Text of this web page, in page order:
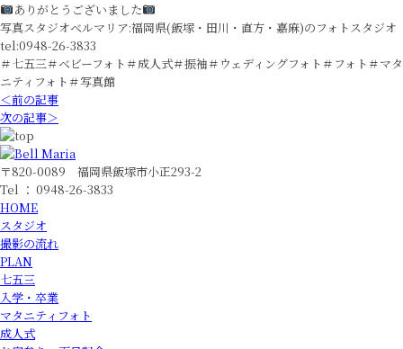
ありがとうございました
写真スタジオベルマリア:福岡県(飯塚・田川・直方・嘉麻)のフォトスタジオ
tel:0948-26-3833
＃七五三＃ベビーフォト＃成人式＃振袖＃ウェディングフォト＃フォト＃マタ
ニティフォト＃写真館
＜前の記事
次の記事＞
〒820-0089 福岡県飯塚市小正293-2
Tel ： 0948-26-3833
HOME
スタジオ
撮影の流れ
PLAN
七五三
入学・卒業
マタニティフォト
成人式